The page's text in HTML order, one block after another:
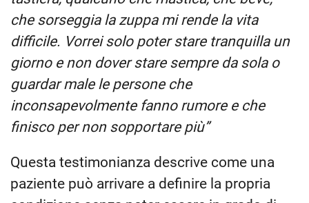
che sorseggia la zuppa mi rende la vita
difficile. Vorrei solo poter stare tranquilla un
giorno e non dover stare sempre da sola o
guardar male le persone che
inconsapevolmente fanno rumore e che
finisco per non sopportare più”
Questa testimonianza descrive come una
paziente può arrivare a definire la propria